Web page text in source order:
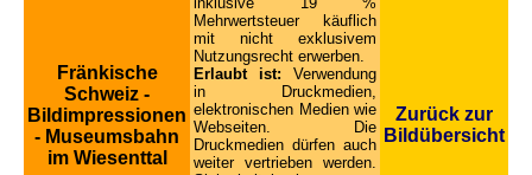
Fränkische
Schweiz -
Bildimpressionen
- Museumsbahn
im Wiesenttal
Mehrwertsteuer käuflich
mit nicht exklusivem
Nutzungsrecht erwerben.
Erlaubt ist: Verwendung
in Druckmedien,
elektronischen Medien wie
Webseiten. Die
Druckmedien dürfen auch
weiter vertrieben werden.
Zurück zur
Bildübersicht